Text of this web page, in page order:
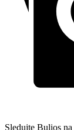
Sledujte Bulios